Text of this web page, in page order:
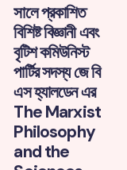
সালে প্রকাশিত
বিশিষ্ট বিজ্ঞানী এবং
বৃটিশ কমিউনিস্ট
পার্টির সদস্য জে বি
এস হ্যালডেন এর
The Marxist
Philosophy
and the